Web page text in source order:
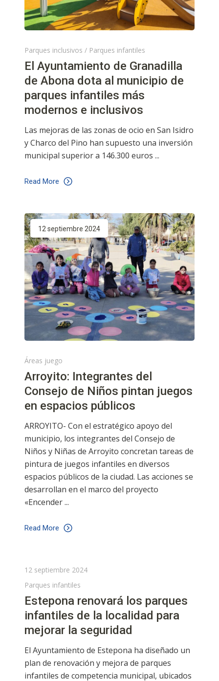
Parques inclusivos / Parques infantiles
El Ayuntamiento de Granadilla
de Abona dota al municipio de
parques infantiles más
modernos e inclusivos
Las mejoras de las zonas de ocio en San Isidro
y Charco del Pino han supuesto una inversión
municipal superior a 146.300 euros
Read More
12 septiembre 2024
Áreas juego
Arroyito: Integrantes del
Consejo de Niños pintan juegos
en espacios públicos
ARROYITO- Con el estratégico apoyo del
municipio, los integrantes del Consejo de
Niños y Niñas de Arroyito concretan tareas de
pintura de juegos infantiles en diversos
espacios públicos de la ciudad. Las acciones se
desarrollan en el marco del proyecto
«Encender
Read More
12 septiembre 2024
Parques infantiles
Estepona renovará los parques
infantiles de la localidad para
mejorar la seguridad
El Ayuntamiento de Estepona ha diseñado un
plan de renovación y mejora de parques
infantiles de competencia municipal, ubicados